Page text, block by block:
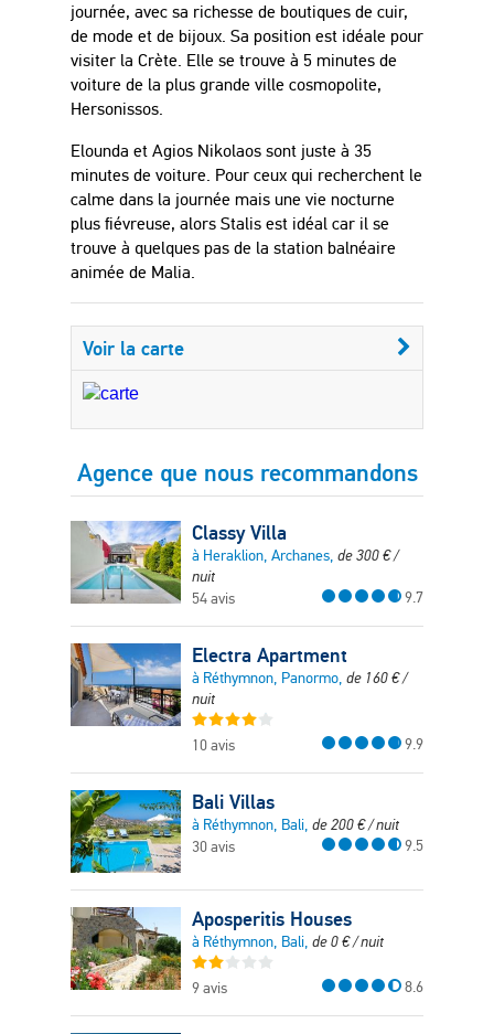
journée, avec sa richesse de boutiques de cuir,
de mode et de bijoux. Sa position est idéale pour
visiter la Crète. Elle se trouve à 5 minutes de
voiture de la plus grande ville cosmopolite,
Hersonissos.
Elounda et Agios Nikolaos sont juste à 35
minutes de voiture. Pour ceux qui recherchent le
calme dans la journée mais une vie nocturne
plus fiévreuse, alors Stalis est idéal car il se
trouve à quelques pas de la station balnéaire
animée de Malia.
Voir la carte
Agence que nous recommandons
Classy Villa
à Heraklion, Archanes, de300€/
nuit
54 avis
9.7
Electra Apartment
à Réthymnon, Panormo, de 160€/
nuit
10 avis 9.9
Bali Villas
à Réthymnon, Bali, de200€/ nuit
30 avis
9.5
Aposperitis Houses
à Réthymnon, Bali, de0€/ nuit
9 avis 8.6